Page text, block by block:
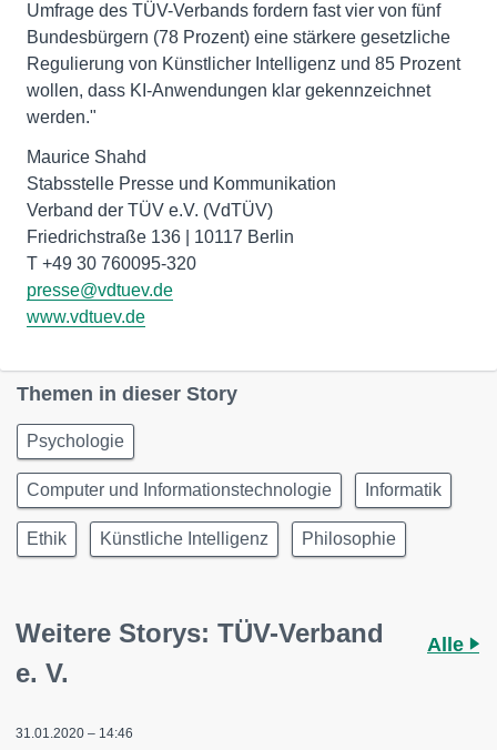
Umfrage des TÜV-Verbands fordern fast vier von fünf
Bundesbürgern (78 Prozent) eine stärkere gesetzliche
Regulierung von Künstlicher Intelligenz und 85 Prozent
wollen, dass KI-Anwendungen klar gekennzeichnet
werden."
Maurice Shahd
Stabsstelle Presse und Kommunikation
Verband der TÜV e.V. (VdTÜV)
Friedrichstraße 136 | 10117 Berlin
presse@vdtuev.de
www.vdtuev.de
Themen in dieser Story
Psychologie
Computer und Informationstechnologie Informatik
Ethik Künstliche Intelligenz Philosophie
Weitere Storys: TÜV-Verband
e. V.
Alle
31.01.2020 – 14:46